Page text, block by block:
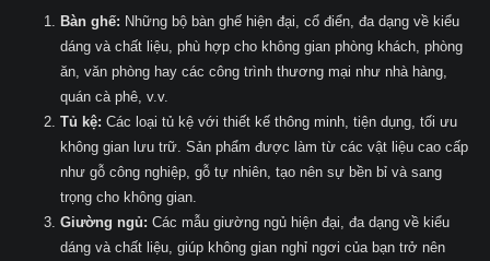
Bàn ghế: Những bộ bàn ghế hiện đại, cổ điển, đa dạng về kiểu
dáng và chất liệu, phù hợp cho không gian phòng khách, phòng
ăn, văn phòng hay các công trình thương mại như nhà hàng,
quán cà phê, v.v.
Tủ kệ: Các loại tủ kệ với thiết kế thông minh, tiện dụng, tối ưu
không gian lưu trữ. Sản phẩm được làm từ các vật liệu cao cấp
như gỗ công nghiệp, gỗ tự nhiên, tạo nên sự bền bỉ và sang
trọng cho không gian.
Giường ngủ: Các mẫu giường ngủ hiện đại, đa dạng về kiểu
dáng và chất liệu, giúp không gian nghỉ ngơi của bạn trở nên